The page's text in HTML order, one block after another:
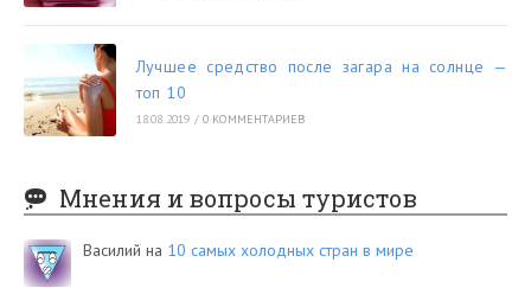
Лучшее средство после загара на солнце —
топ 10
18.08.2019 / 0 КОММЕНТАРИЕВ
Мнения и вопросы туристов
Василий на 10 самых холодных стран в мире